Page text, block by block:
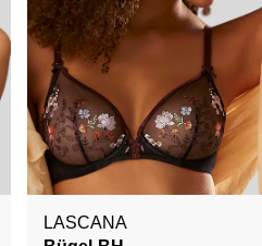
LASCANA